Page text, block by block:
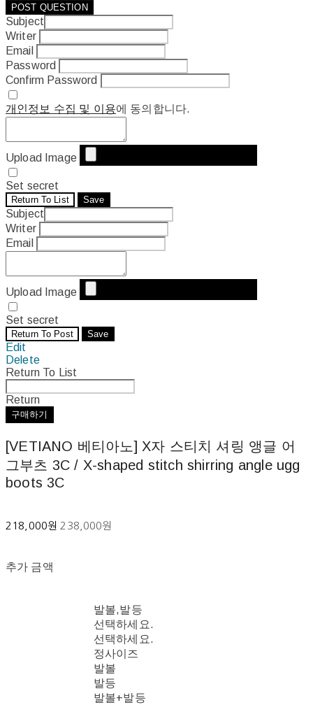
POST QUESTION
Subject
Writer
Email
Password
Confirm Password
개인정보 수집 및 이용에 동의합니다.
Upload Image
Set secret
Return To List Save
Subject
Writer
Email
Upload Image
Set secret
Return To Post Save
Edit
Delete
Return To List
Return
구매하기
[VETIANO 베티아노] X자 스티치 셔링 앵글 어
그부츠 3C / X-shaped stitch shirring angle ugg
boots 3C
218,000원 238,000원
추가 금액
발볼,발등
선택하세요.
선택하세요.
정사이즈
발볼
발등
발볼+발등